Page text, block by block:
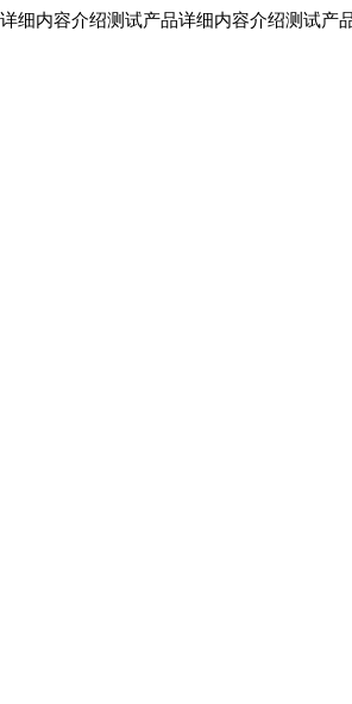
内容介绍测试产品详细内容介绍测试产